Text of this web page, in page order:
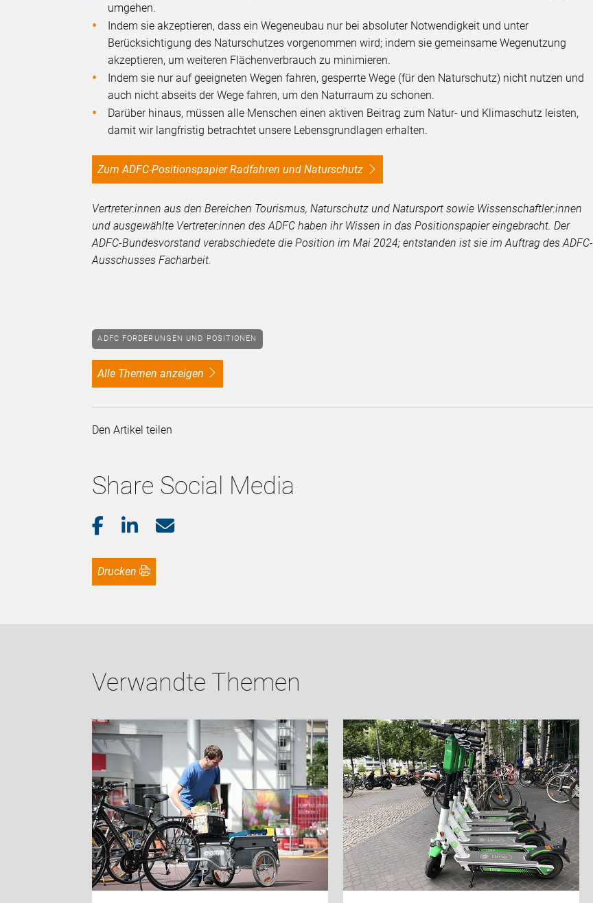
umgehen.
Indem sie akzeptieren, dass ein Wegeneubau nur bei absoluter Notwendigkeit und unter
Berücksichtigung des Naturschutzes vorgenommen wird; indem sie gemeinsame Wegenutzung
akzeptieren, um weiteren Flächenverbrauch zu minimieren.
Indem sie nur auf geeigneten Wegen fahren, gesperrte Wege (für den Naturschutz) nicht nutzen und
auch nicht abseits der Wege fahren, um den Naturraum zu schonen.
Darüber hinaus, müssen alle Menschen einen aktiven Beitrag zum Natur- und Klimaschutz leisten,
damit wir langfristig betrachtet unsere Lebensgrundlagen erhalten.
Zum ADFC-Positionspapier Radfahren und Naturschutz
Vertreter:innen aus den Bereichen Tourismus, Naturschutz und Natursport sowie Wissenschaftler:innen
und ausgewählte Vertreter:innen des ADFC haben ihr Wissen in das Positionspapier eingebracht. Der
ADFC-Bundesvorstand verabschiedete die Position im Mai 2024; entstanden ist sie im Auftrag des ADFC-
Ausschusses Facharbeit.
ADFC FORDERUNGEN UND POSITIONEN
alle Themen anzeigen
Den Artikel teilen
Share Social Media
Drucken
Verwandte Themen